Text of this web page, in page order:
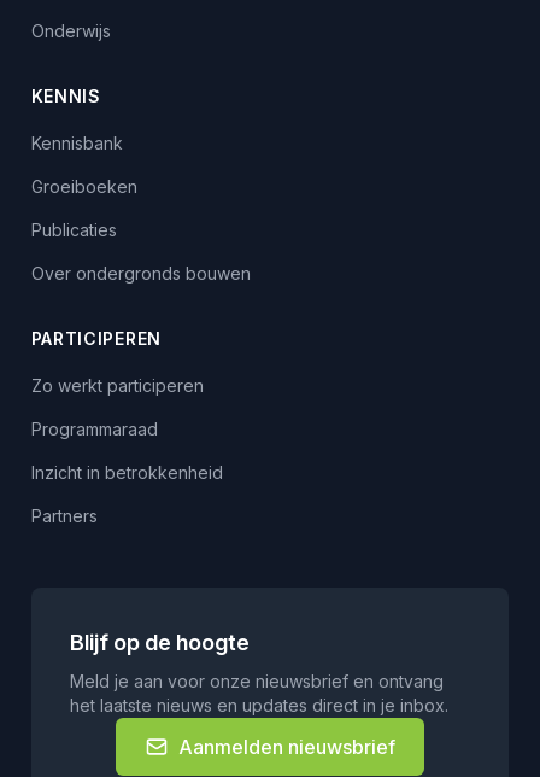
Onderwijs
KENNIS
Kennisbank
Groeiboeken
Publicaties
Over ondergronds bouwen
PARTICIPEREN
Zo werkt participeren
Programmaraad
Inzicht in betrokkenheid
Partners
Blijf op de hoogte
Meld je aan voor onze nieuwsbrief en ontvang
het laatste nieuws en updates direct in je inbox.
Aanmelden nieuwsbrief